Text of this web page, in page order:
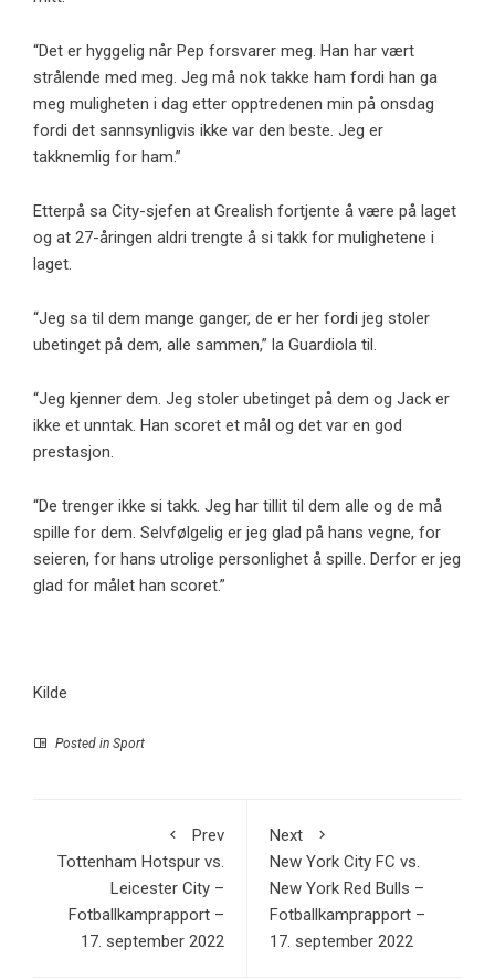
“Det er hyggelig når Pep forsvarer meg. Han har vært
strålende med meg. Jeg må nok takke ham fordi han ga
meg muligheten i dag etter opptredenen min på onsdag
fordi det sannsynligvis ikke var den beste. Jeg er
takknemlig for ham.”
Etterpå sa City-sjefen at Grealish fortjente å være på laget
og at 27-åringen aldri trengte å si takk for mulighetene i
laget.
“Jeg sa til dem mange ganger, de er her fordi jeg stoler
ubetinget på dem, alle sammen,” la Guardiola til.
“Jeg kjenner dem. Jeg stoler ubetinget på dem og Jack er
ikke et unntak. Han scoret et mål og det var en god
prestasjon.
“De trenger ikke si takk. Jeg har tillit til dem alle og de må
spille for dem. Selvfølgelig er jeg glad på hans vegne, for
seieren, for hans utrolige personlighet å spille. Derfor er jeg
glad for målet han scoret.”
Kilde
Posted in Sport
Prev
Tottenham Hotspur vs.
Leicester City –
Fotballkamprapport –
17. september 2022
Next
New York City FC vs.
New York Red Bulls –
Fotballkamprapport –
17. september 2022